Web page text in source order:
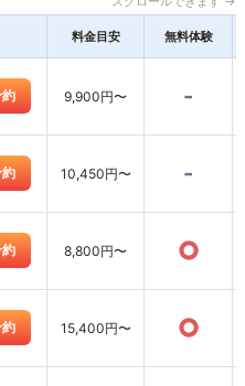
料金目安 無料体験
9,900円〜 -
10,450円〜 -
8,800円〜 ○
15,400円〜 ○